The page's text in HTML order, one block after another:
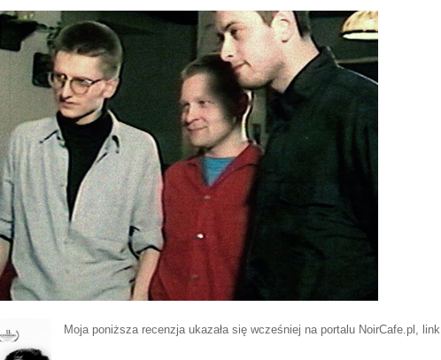
Moja poniższa recenzja ukazała się wcześniej na portalu NoirCafe.pl, link